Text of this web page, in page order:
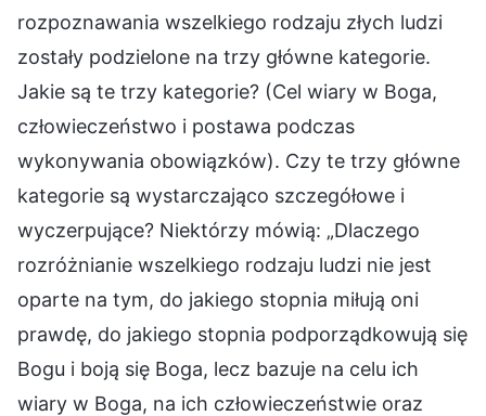
rozpoznawania wszelkiego rodzaju złych ludzi
zostały podzielone na trzy główne kategorie.
Jakie są te trzy kategorie? (Cel wiary w Boga,
człowieczeństwo i postawa podczas
wykonywania obowiązków). Czy te trzy główne
kategorie są wystarczająco szczegółowe i
wyczerpujące? Niektórzy mówią: „Dlaczego
rozróżnianie wszelkiego rodzaju ludzi nie jest
oparte na tym, do jakiego stopnia miłują oni
prawdę, do jakiego stopnia podporządkowują się
Bogu i boją się Boga, lecz bazuje na celu ich
wiary w Boga, na ich człowieczeństwie oraz